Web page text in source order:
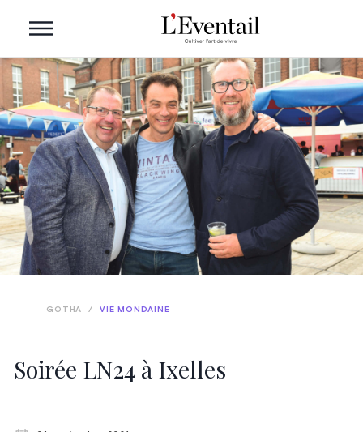
Soirée LN24 à Ixelles
GOTHA / VIE MONDAINE